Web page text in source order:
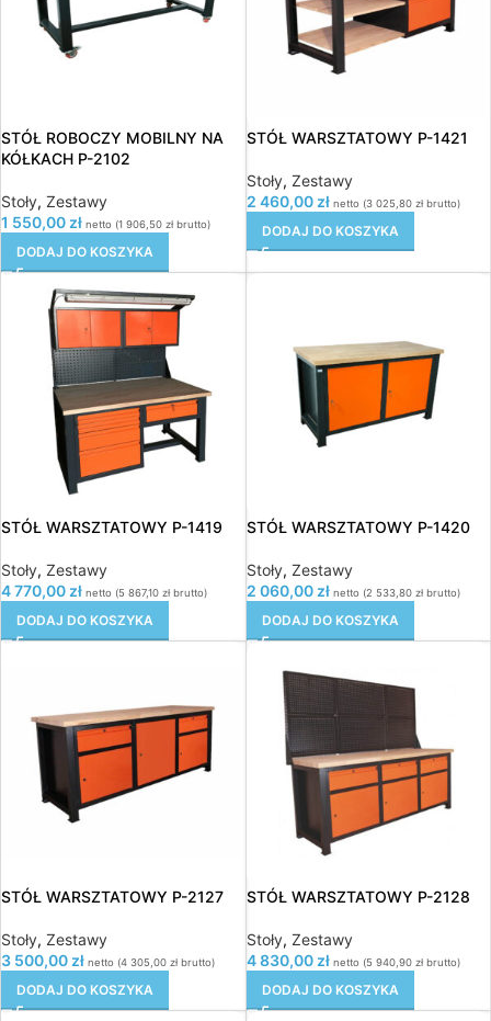
STÓŁ ROBOCZY MOBILNY NA
KÓŁKACH P-2102
Stoły, Zestawy
1 550,00 zł netto (1 906,50 zł brutto)
DODAJ DO KOSZYKA
STÓŁ WARSZTATOWY P-1421
Stoły, Zestawy
2 460,00 zł netto (3 025,80 złbrutto)
DODAJ DO KOSZYKA
STÓŁ WARSZTATOWY P-1419
Stoły, Zestawy
4 770,00 zł netto (5 867,10 zł brutto)
DODAJ DO KOSZYKA
STÓŁ WARSZTATOWY P-1420
Stoły, Zestawy
2 060,00 zł netto (2 533,80 złbrutto)
DODAJ DO KOSZYKA
STÓŁ WARSZTATOWY P-2127
Stoły, Zestawy
3 500,00 zł netto (4 305,00 zł brutto)
DODAJ DO KOSZYKA
STÓŁ WARSZTATOWY P-2128
Stoły, Zestawy
4 830,00 zł netto (5 940,90 złbrutto)
DODAJ DO KOSZYKA